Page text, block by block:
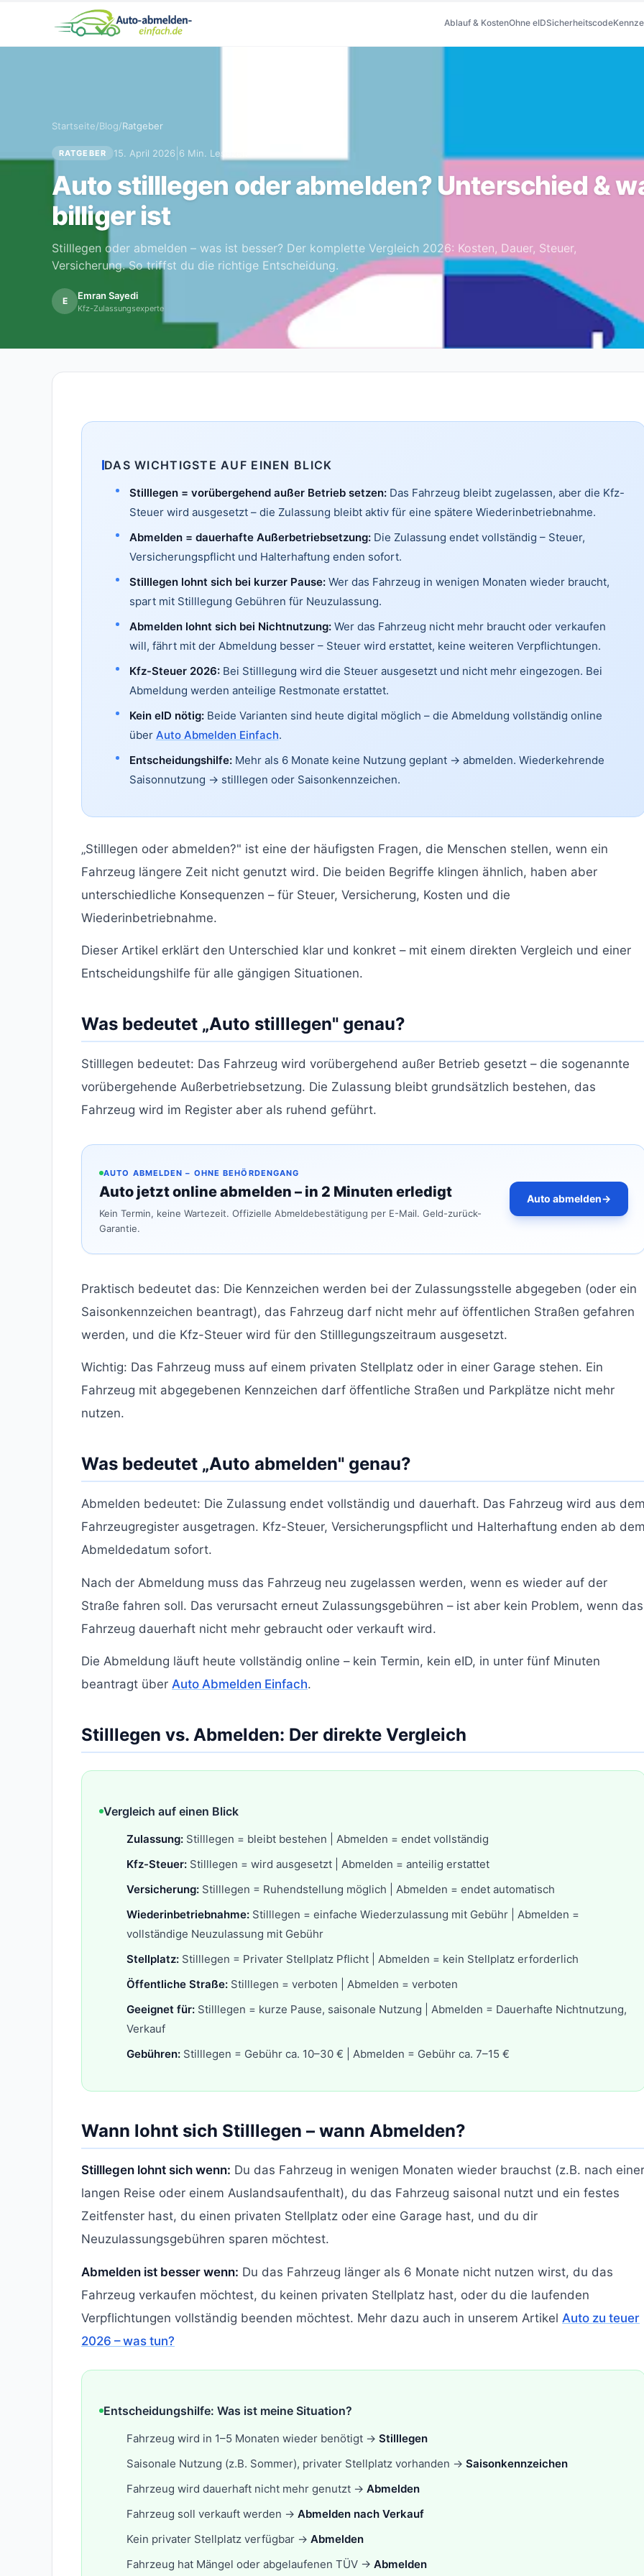
Ablauf & KostenOhne eIDSicherheitscode
Startseite/Blog/Ratgeber
RATGEBER 15. April 2026 6 Min. Lesezeit
Auto stilllegen oder abmelden? Unterschied &
billiger ist
Stilllegen oder abmelden – was ist besser? Der komplette Vergleich 2026: Kosten, Dauer, Steuer,
Versicherung. So triffst du die richtige Entscheidung.
E Emran Sayedi
Kfz-Zulassungsexperte
DAS WICHTIGSTE AUF EINEN BLICK
Stilllegen = vorübergehend außer Betrieb setzen:Das Fahrzeug bleibt zugelassen, aber die Kfz-
Steuer wird ausgesetzt – die Zulassung bleibt aktiv für eine spätere Wiederinbetriebnahme.
Abmelden = dauerhafte Außerbetriebsetzung:Die Zulassung endet vollständig – Steuer,
Versicherungspflicht und Halterhaftung enden sofort.
Stilllegen lohnt sich bei kurzer Pause:Wer das Fahrzeug in wenigen Monaten wieder braucht,
spart mit Stilllegung Gebühren für Neuzulassung.
Abmelden lohnt sich bei Nichtnutzung:Wer das Fahrzeug nicht mehr braucht oder verkaufen
will, fährt mit der Abmeldung besser – Steuer wird erstattet, keine weiteren Verpflichtungen.
Kfz-Steuer 2026:Bei Stilllegung wird die Steuer ausgesetzt und nicht mehr eingezogen. Bei
Abmeldung werden anteilige Restmonate erstattet.
Kein eID nötig:Beide Varianten sind heute digital möglich – die Abmeldung vollständig online
über Auto Abmelden Einfach.
Entscheidungshilfe:Mehr als 6 Monate keine Nutzung geplant → abmelden. Wiederkehrende
Saisonnutzung → stilllegen oder Saisonkennzeichen.
„Stilllegen oder abmelden?" ist eine der häufigsten Fragen, die Menschen stellen, wenn ein
Fahrzeug längere Zeit nicht genutzt wird. Die beiden Begriffe klingen ähnlich, haben aber
unterschiedliche Konsequenzen – für Steuer, Versicherung, Kosten und die
Wiederinbetriebnahme.
Dieser Artikel erklärt den Unterschied klar und konkret – mit einem direkten Vergleich und einer
Entscheidungshilfe für alle gängigen Situationen.
Was bedeutet „Auto stilllegen" genau?
Stilllegen bedeutet: Das Fahrzeug wird vorübergehend außer Betrieb gesetzt – die sogenannte
vorübergehende Außerbetriebsetzung. Die Zulassung bleibt grundsätzlich bestehen, das
Fahrzeug wird im Register aber als ruhend geführt.
AUTO ABMELDEN – OHNE BEHÖRDENGANG
Auto jetzt online abmelden – in 2 Minuten erledigt
Kein Termin, keine Wartezeit. Offizielle Abmeldebestätigung per E-Mail. Geld-zurück-
Garantie.
Auto abmelden→
Praktisch bedeutet das: Die Kennzeichen werden bei der Zulassungsstelle abgegeben (oder ein
Saisonkennzeichen beantragt), das Fahrzeug darf nicht mehr auf öffentlichen Straßen gefahren
werden, und die Kfz-Steuer wird für den Stilllegungszeitraum ausgesetzt.
Wichtig: Das Fahrzeug muss auf einem privaten Stellplatz oder in einer Garage stehen. Ein
Fahrzeug mit abgegebenen Kennzeichen darf öffentliche Straßen und Parkplätze nicht mehr
nutzen.
Was bedeutet „Auto abmelden" genau?
Abmelden bedeutet: Die Zulassung endet vollständig und dauerhaft. Das Fahrzeug wird aus
Fahrzeugregister ausgetragen. Kfz-Steuer, Versicherungspflicht und Halterhaftung enden ab
Abmeldedatum sofort.
Nach der Abmeldung muss das Fahrzeug neu zugelassen werden, wenn es wieder auf der
Straße fahren soll. Das verursacht erneut Zulassungsgebühren – ist aber kein Problem, wenn das
Fahrzeug dauerhaft nicht mehr gebraucht oder verkauft wird.
Die Abmeldung läuft heute vollständig online – kein Termin, kein eID, in unter fünf Minuten
beantragt über Auto Abmelden Einfach.
Stilllegen vs. Abmelden: Der direkte Vergleich
Vergleich auf einen Blick
Zulassung:Stilllegen = bleibt bestehen | Abmelden = endet vollständig
Kfz-Steuer:Stilllegen = wird ausgesetzt | Abmelden = anteilig erstattet
Versicherung:Stilllegen = Ruhendstellung möglich | Abmelden = endet automatisch
Wiederinbetriebnahme:Stilllegen = einfache Wiederzulassung mit Gebühr | Abmelden =
vollständige Neuzulassung mit Gebühr
Stellplatz:Stilllegen = Privater Stellplatz Pflicht | Abmelden = kein Stellplatz erforderlich
Öffentliche Straße:Stilllegen = verboten | Abmelden = verboten
Geeignet für:Stilllegen = kurze Pause, saisonale Nutzung | Abmelden = Dauerhafte Nichtnutzung,
Verkauf
Gebühren:Stilllegen = Gebühr ca. 10–30 € | Abmelden = Gebühr ca. 7–15 €
Wann lohnt sich Stilllegen – wann Abmelden?
Stilllegen lohnt sich wenn: Du das Fahrzeug in wenigen Monaten wieder brauchst (z.B. nach einer
langen Reise oder einem Auslandsaufenthalt), du das Fahrzeug saisonal nutzt und ein festes
Zeitfenster hast, du einen privaten Stellplatz oder eine Garage hast, und du dir
Neuzulassungsgebühren sparen möchtest.
Abmelden ist besser wenn: Du das Fahrzeug länger als 6 Monate nicht nutzen wirst, du das
Fahrzeug verkaufen möchtest, du keinen privaten Stellplatz hast, oder du die laufenden
Verpflichtungen vollständig beenden möchtest. Mehr dazu auch in unserem Artikel Auto zu teuer
2026 – was tun?
Entscheidungshilfe: Was ist meine Situation?
Fahrzeug wird in 1–5 Monaten wieder benötigt → Stilllegen
Saisonale Nutzung (z.B. Sommer), privater Stellplatz vorhanden → Saisonkennzeichen
Fahrzeug wird dauerhaft nicht mehr genutzt → Abmelden
Fahrzeug soll verkauft werden → Abmelden nach Verkauf
Kein privater Stellplatz verfügbar → Abmelden
Fahrzeug hat Mängel oder abgelaufenen TÜV → Abmelden